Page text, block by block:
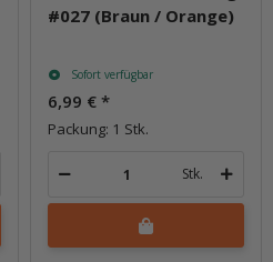
#027 (Braun / Orange)
Sofort verfügbar
6,99 € *
Packung: 1 Stk.
Stk.